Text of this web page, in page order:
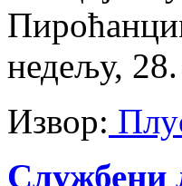
недељу, 28.
Извор:
Службени